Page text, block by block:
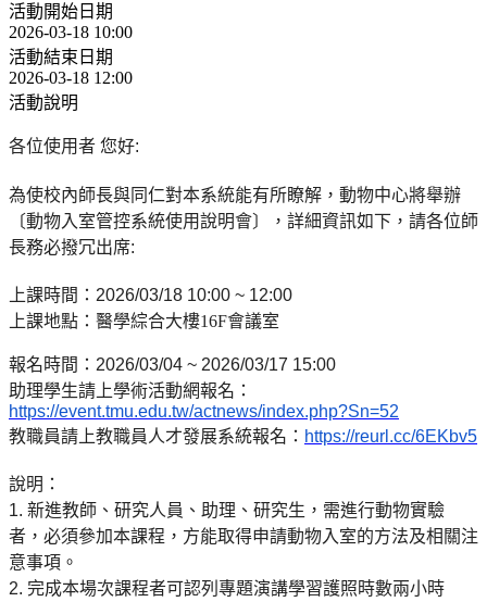
活動開始日期
2026-03-18 10:00
活動結束日期
2026-03-18 12:00
活動說明
各位使用者 您好:
為使校內師長與同仁對本系統能有所瞭解，動物中心將舉辦
〔動物入室管控系統使用說明會〕，詳細資訊如下，請各位師
長務必撥冗出席:
上課時間： 2026/03/18 10:00 ~ 12:00
上課地點： 醫學綜合大樓16F會議室
報名時間： 2026/03/04 ~ 2026/03/17 15:00
助理學生請上學術活動網報名：
https://event.tmu.edu.tw/actnews/index.php?Sn=52
教職員請上教職員人才發展系統報名： https://reurl.cc/6EKbv5
說明：
1. 新進教師、研究人員、助理、研究生，需進行動物實驗
者，必須參加本課程，方能取得申請動物入室的方法及相關注
意事項。
2. 完成本場次課程者可認列專題演講學習護照時數兩小時